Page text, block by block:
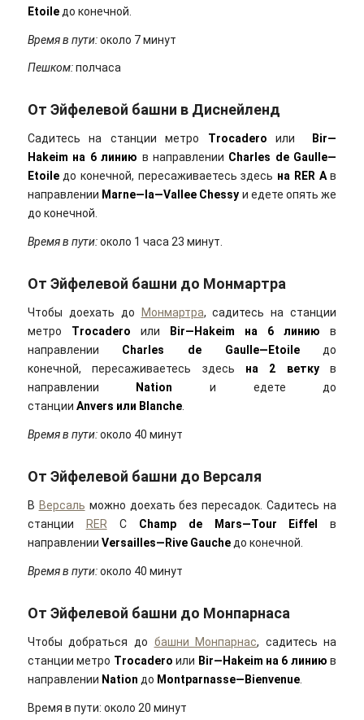
Etoileдо конечной.
Время в пути:около 7 минут
Пешком:полчаса
От Эйфелевой башни в Диснейленд
Садитесь на станции метро Trocadero или Bir—
Hakeim на 6 линию в направлении Charles de Gaulle—
Etoileдо конечной, пересаживаетесь здесь на RER A в
направлении Marne— la—Vallee Chessy и едете опять же
до конечной.
Время в пути:около 1 часа 23 минут.
От Эйфелевой башни до Монмартра
Чтобы доехать до Монмартра, садитесь на станции
метро Trocadero или Bir— Hakeim на 6 линиюв
направлении
Charles de Gaulle— Etoileдо
конечной, пересаживаетесь здесь на 2 веткув
направлении
Nation и едете до
станции Anvers или Blanche.
Время в пути:около 40 минут
От Эйфелевой башни до Версаля
В Версаль можно доехать без пересадок. Садитесь на
станции
RER C Champ de Mars—Tour Eiffel
в
направлении Versailles— Rive Gaucheдо конечной.
Время в пути:около 40 минут
От Эйфелевой башни до Монпарнаса
Чтобы добраться до башни Монпарнас, садитесь на
станции метро Trocadero или Bir— Hakeim на 6 линиюв
направлении Nation до Montparnasse— Bienvenue.
Время в пути: около 20 минут